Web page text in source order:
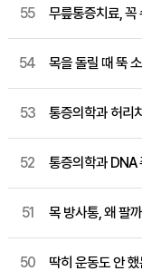
55
54
53
52
51
50